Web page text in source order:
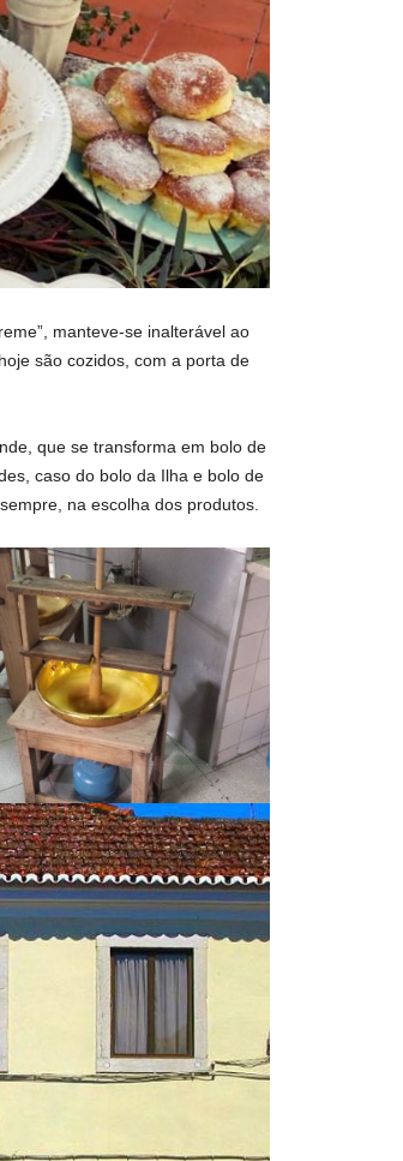
manteve-se inalterável ao
são cozidos, com a porta de
que se transforma em bolo de
caso do bolo da Ilha e bolo de
na escolha dos produtos.